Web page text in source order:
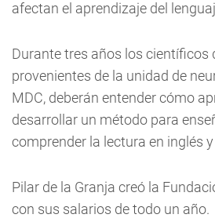
afectan el aprendizaje del
Durante tres años los científicos
provenientes de la unidad de
MDC, deberán entender cómo
desarrollar un método para
comprender la lectura en inglés
Pilar de la Granja creó la
con sus salarios de todo un año.